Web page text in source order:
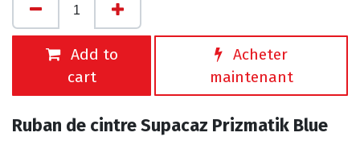
Add to
cart
Acheter
maintenant
Ruban de cintre Supacaz Prizmatik Blue